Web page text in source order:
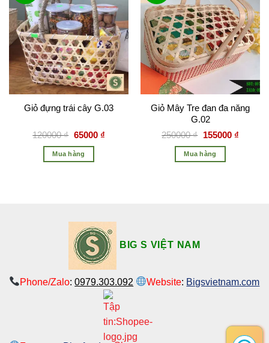
Giỏ đựng trái cây G.03
120000₫ 65000 ₫
Mua hàng
Giỏ Mây Tre đan đa năng
G.02
250000₫ 155000 ₫
Mua hàng
BIG S VIỆT NAM
Phone/Zalo:0979.303.092 Website: Bigsvietnam.com